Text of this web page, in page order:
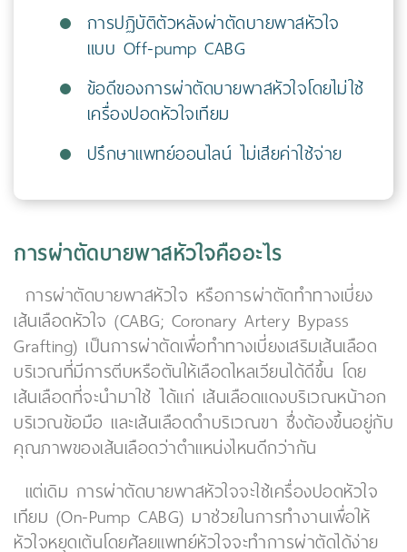
การปฏิบัติตัวหลังผ่าตัดบายพาสหัวใจ
แบบ Off-pump CABG
ข้อดีของการผ่าตัดบายพาสหัวใจโดยไม่ใช้
เครื่องปอดหัวใจเทียม
ปรึกษาแพทย์ออนไลน์ ไม่เสียค่าใช้จ่าย
การผ่าตัดบายพาสหัวใจคืออะไร
การผ่าตัดบายพาสหัวใจ หรือการผ่าตัดทำทางเบี่ยง
เส้นเลือดหัวใจ (CABG; Coronary Artery Bypass
Grafting) เป็นการผ่าตัดเพื่อทำทางเบี่ยงเสริมเส้นเลือด
บริเวณที่มีการตีบหรือตันให้เลือดไหลเวียนได้ดีขึ้น โดย
เส้นเลือดที่จะนำมาใช้ ได้แก่ เส้นเลือดแดงบริเวณหน้าอก
บริเวณข้อมือ และเส้นเลือดดำบริเวณขา ซึ่งต้องขึ้นอยู่กับ
คุณภาพของเส้นเลือดว่าตำแหน่งไหนดีกว่ากัน
แต่เดิม การผ่าตัดบายพาสหัวใจจะใช้เครื่องปอดหัวใจ
เทียม (On-Pump CABG) มาช่วยในการทำงานเพื่อให้
หัวใจหยุดเต้นโดยศัลยแพทย์หัวใจจะทำการผ่าตัดได้ง่าย